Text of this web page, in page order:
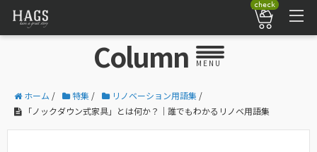
check
Column MENU
ホーム / 特集 / リノベーション用語集 /
「ノックダウン式家具」とは何か？｜誰でもわかるリノベ用語集